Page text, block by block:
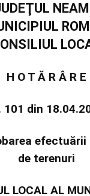
H O T Ă R Â R E
101 din
efectuării
de terenuri
LOCAL AL